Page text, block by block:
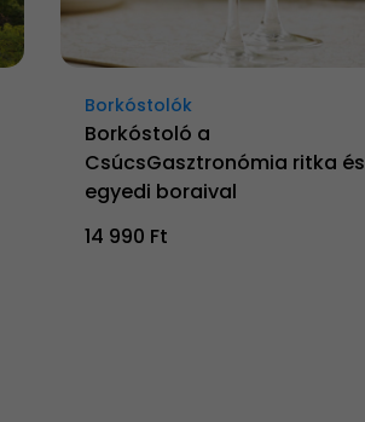
Borkóstolók
Borkóstoló a
CsúcsGasztronómia ritka és
egyedi boraival
14 990 Ft